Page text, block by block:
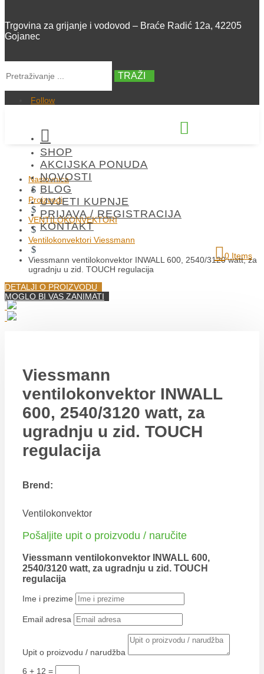
Trgovina za grijanje i vodovod – Braće Radić 12a, 42205
Gojanec
TRAŽI
Follow


SHOP
AKCIJSKA PONUDA
NOVOSTI
BLOG
UVJETI KUPNJE
PRIJAVA / REGISTRACIJA
KONTAKT
0 Items
Naslovnica
$
Proizvodi
$
VENTILOKONVEKTORI
$
Ventilokonvektori Viessmann
$
Viessmann ventilokonvektor INWALL 600, 2540/3120 watt, za
ugradnju u zid. TOUCH regulacija
DETALJI O PROIZVODU
MOGLO BI VAS ZANIMATI
Viessmann
ventilokonvektor INWALL
600, 2540/3120 watt, za
ugradnju u zid. TOUCH
regulacija
Brend:
Ventilokonvektor
Pošaljite upit o proizvodu / naručite
Viessmann ventilokonvektor INWALL 600,
2540/3120 watt, za ugradnju u zid. TOUCH
regulacija
Ime i prezime
Email adresa
Upit o proizvodu / narudžba
6 + 12 =